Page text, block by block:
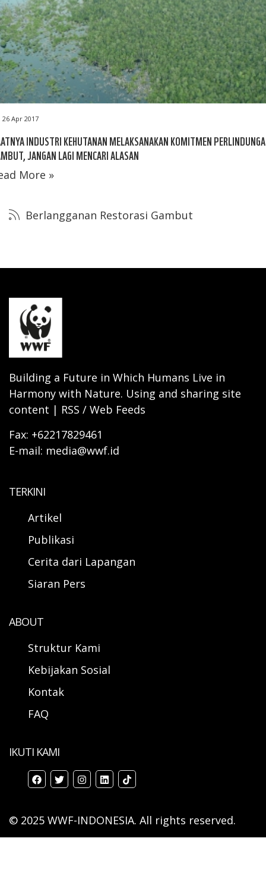
26 Apr 2017
INDUSTRI KEHUTANAN MELAKSANAKAN KOMITMEN
JANGAN LAGI MENCARI ALASAN
More »
Berlangganan Restorasi Gambut
Building a Future in Which Humans Live in
Harmony with Nature. Using and sharing site
content | RSS / Web Feeds
Fax: +62217829461
E-mail: media@wwf.id
TERKINI
Artikel
Publikasi
Cerita dari Lapangan
Siaran Pers
ABOUT
Struktur Kami
Kebijakan Sosial
Kontak
FAQ
IKUTI KAMI
© 2025 WWF-INDONESIA. All rights reserved.